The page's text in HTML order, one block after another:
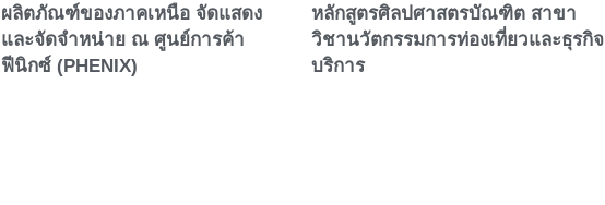
ผลิตภัณฑ์ของภาคเหนือ จัดแสดง
และจัดจำหน่าย ณ ศูนย์การค้า
ฟีนิกซ์ (PHENIX)
หลักสูตรศิลปศาสตรบัณฑิต สาขา
วิชานวัตกรรมการท่องเที่ยวและธุรกิจ
บริการ